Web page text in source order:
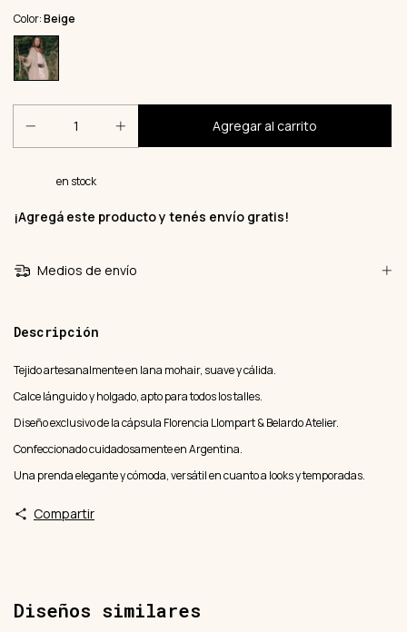
Color:Beige
en stock
¡Agregá este producto y tenés envío gratis!
Medios de envío
Descripción
Tejido artesanalmente en lana mohair, suave y cálida.
Calce lánguido y holgado, apto para todos los talles.
Diseño exclusivo de la cápsula Florencia Llompart & Belardo Atelier.
Confeccionado cuidadosamente en Argentina.
Una prenda elegante y cómoda, versátil en cuanto a looks y temporadas.
Compartir
Diseños similares